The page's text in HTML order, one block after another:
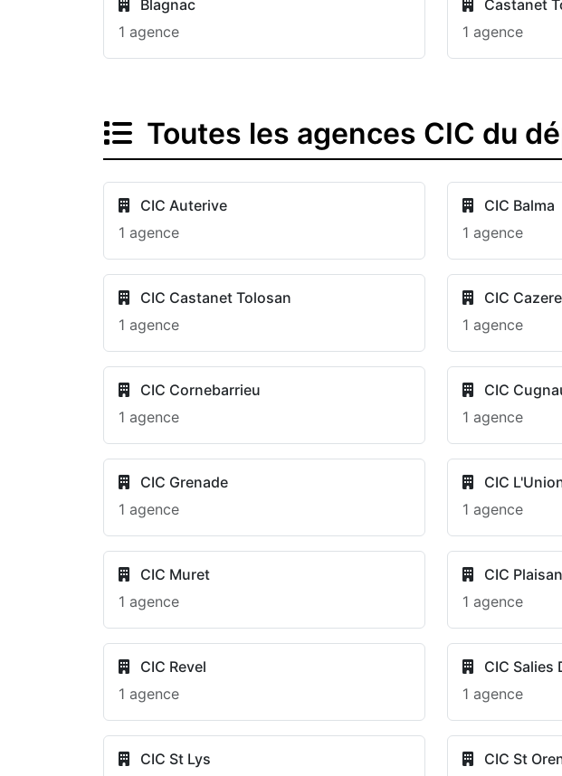
Blagnac
1 agence
Castanet
1 agence
Toutes les agences CIC du
CIC Auterive
1 agence
CIC Balma
1 agence
CIC Castanet Tolosan
1 agence
CIC
1 agence
CIC Cornebarrieu
1 agence
CIC
1 agence
CIC Grenade
1 agence
CIC
1 agence
CIC Muret
1 agence
CIC
1 agence
CIC Revel
1 agence
CIC Salies
1 agence
CIC St Lys
CIC St